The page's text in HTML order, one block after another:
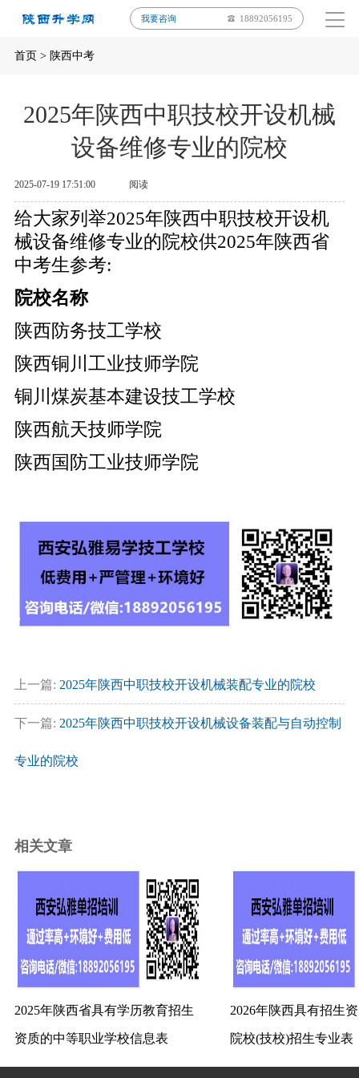
我要咨询 18892056195
首页> 陕西中考
2025年陕西中职技校开设机械
设备维修专业的院校
2025-07-19 17:51:00 阅读
给大家列举2025年陕西中职技校开设机
械设备维修专业的院校供2025年陕西省
中考生参考:
院校名称
陕西防务技工学校
陕西铜川工业技师学院
铜川煤炭基本建设技工学校
陕西航天技师学院
陕西国防工业技师学院
上一篇: 2025年陕西中职技校开设机械装配专业的院校
下一篇: 2025年陕西中职技校开设机械设备装配与自动控制
专业的院校
相关文章
2025年陕西省具有学历教育招生
资质的中等职业学校信息表
2026年陕西具有招生
院校(技校)招生专业表